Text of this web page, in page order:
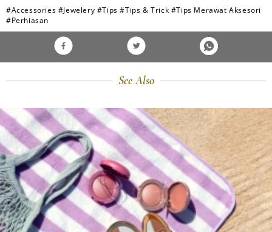
#Accessories #Jewelery #Tips #Tips & Trick #Tips Merawat Aksesori
#Perhiasan
See Also